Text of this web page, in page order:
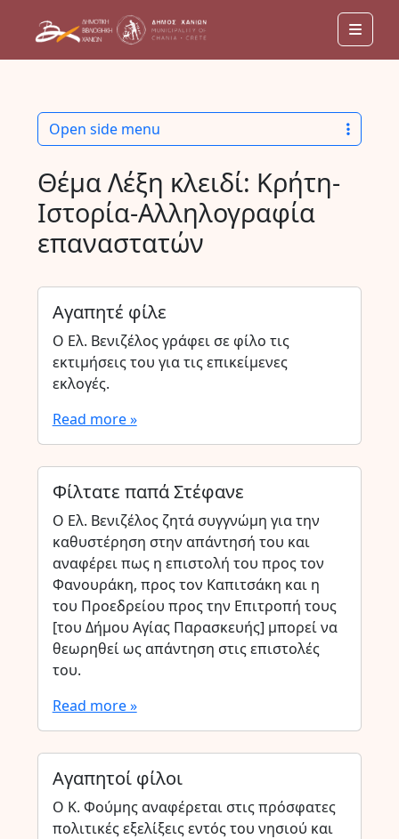
Θέμα Λέξη κλειδί: Κρήτη-
Ιστορία-Αλληλογραφία
επαναστατών
Αγαπητέ φίλε
Ο Ελ. Βενιζέλος γράφει σε φίλο τις
εκτιμήσεις του για τις επικείμενες
εκλογές.
Read more »
Φίλτατε παπά Στέφανε
Ο Ελ. Βενιζέλος ζητά συγγνώμη για την
καθυστέρηση στην απάντησή του και
αναφέρει πως η επιστολή του προς τον
Φανουράκη, προς τον Καπιτσάκη και η
του Προεδρείου προς την Επιτροπή τους
[του Δήμου Αγίας Παρασκευής] μπορεί να
θεωρηθεί ως απάντηση στις επιστολές
του.
Read more »
Αγαπητοί φίλοι
Ο Κ. Φούμης αναφέρεται στις πρόσφατες
πολιτικές εξελίξεις εντός του νησιού και
Open side menu